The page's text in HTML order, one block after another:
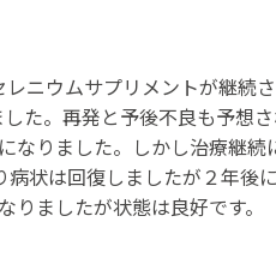
ニウムサプリメントが継続
た。再発と予後不良も予想
なりました。しかし治療継続
状は回復しましたが２年後
ましたが状態は良好です。